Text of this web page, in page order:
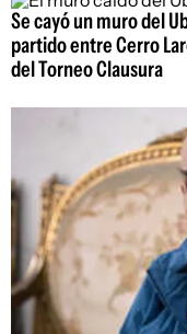
Se cayó un muro del
partido entre Cerro
del Torneo Clausura